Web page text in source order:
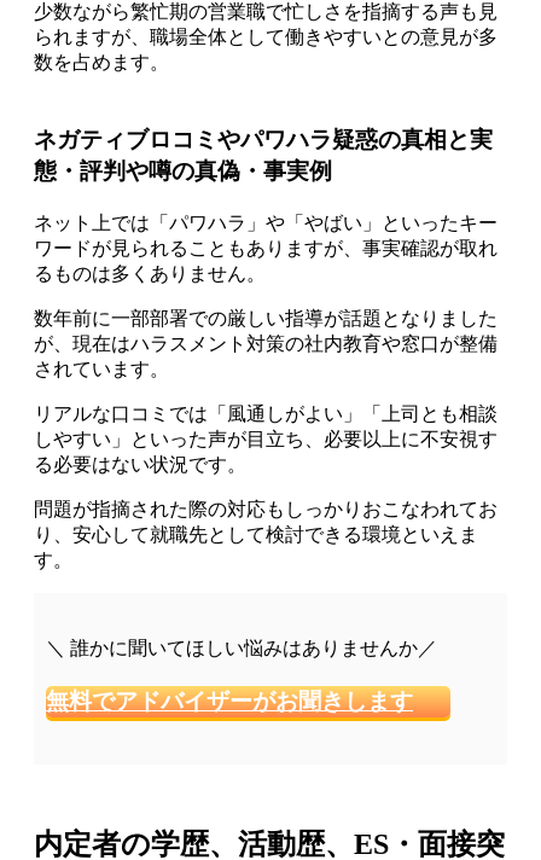
少数ながら繁忙期の営業職で忙しさを指摘する声も見
られますが、職場全体として働きやすいとの意見が多
数を占めます。
ネガティブロコミやパワハラ疑惑の真相と実
態・評判や噂の真偽・事実例
ネット上では「パワハラ」や「やばい」といったキー
ワードが見られることもありますが、事実確認が取れ
るものは多くありません。
数年前に一部部署での厳しい指導が話題となりました
が、現在はハラスメント対策の社内教育や窓口が整備
されています。
リアルな口コミでは「風通しがよい」「上司とも相談
しやすい」といった声が目立ち、必要以上に不安視す
る必要はない状況です。
問題が指摘された際の対応もしっかりおこなわれてお
り、安心して就職先として検討できる環境といえま
す。
＼ 誰かに聞いてほしい悩みはありませんか／
無料でアドバイザーがお聞きします
内定者の学歴、活動歴、ES・面接突